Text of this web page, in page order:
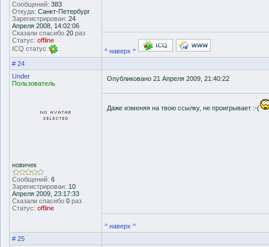
Сообщений: 383
Откуда: Санкт-Петербург
Зарегистрирован: 24
Апреля 2008, 14:02:06
Сказали спасибо 20 раз
Статус: offline
ICQ статус
^ наверх ^
# 24
Under
Пользователь
новичек
Сообщений: 6
Зарегистрирован: 10
Апреля 2009, 23:17:33
Сказали спасибо 0 раз
Статус: offline
Опубликовано 21 Апреля 2009, 21:40:22
Даже изменяя на твою ссылку, не проигрывает :-(
^ наверх ^
# 25